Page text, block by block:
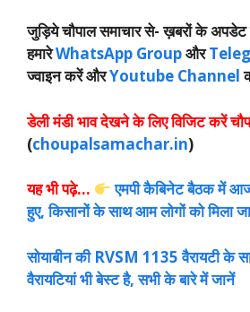
जुड़िये चौपाल समाचार से-ख़बरों के अपडेट
हमारेWhatsApp Groupऔर
ज्वाइन करें औरYoutube Channel
डेली मंडी भाव देखने के लिए विजिट करें
(choupalsamachar.in)
यह भी पढ़े…
एमपी कैबिनेट बैठक में आज
हुए, किसानों के साथ आम लोगों को मिला
सोयाबीन की RVSM 1135 वैरायटी के
वैरायटियां भी बेस्ट है, सभी के बारे में जानें